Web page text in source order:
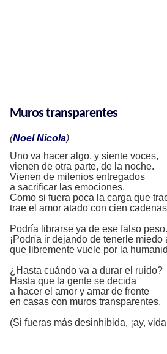
Muros transparentes
(Noel Nicola)
Uno va hacer algo, y siente voces,
vienen de otra parte, de la noche.
Vienen de milenios entregados
a sacrificar las emociones.
Como si fuera poca la carga que
trae el amor atado con cien
Podría librarse ya de ese falso peso.
¡Podría ir dejando de tenerle miedo
que libremente vuele por la
¿Hasta cuándo va a durar el ruido?
Hasta que la gente se decida
a hacer el amor y amar de frente
en casas con muros transparentes.
(Si fueras más desinhibida, ¡ay,